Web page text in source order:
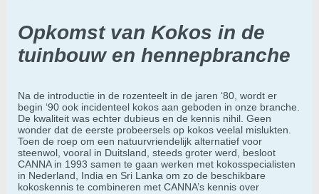
Opkomst van Kokos in de
tuinbouw en hennepbranche
Na de introductie in de rozenteelt in de jaren ‘80, wordt er
begin ‘90 ook incidenteel kokos aan geboden in onze branche.
De kwaliteit was echter dubieus en de kennis nihil. Geen
wonder dat de eerste probeersels op kokos veelal mislukten.
Toen de roep om een natuurvriendelijk alternatief voor
steenwol, vooral in Duitsland, steeds groter werd, besloot
CANNA in 1993 samen te gaan werken met kokosspecialisten
in Nederland, India en Sri Lanka om zo de beschikbare
kokoskennis te combineren met CANNA’s kennis over